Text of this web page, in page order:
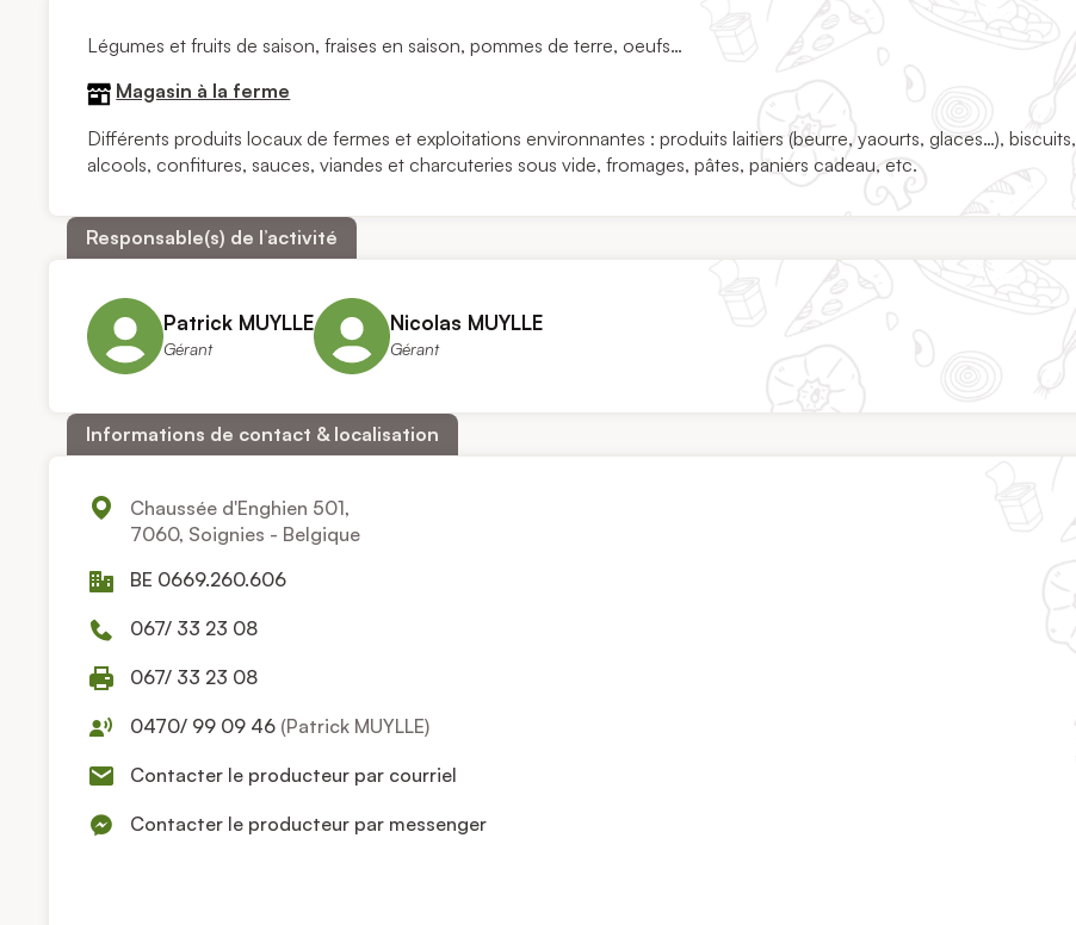
Légumes et fruits de saison, fraises en saison, pommes de terre, oeufs…
Magasin à la ferme
Différents produits locaux de fermes et exploitations environnantes : produits laitiers (beurre, yaourts, glaces…), biscuits,
alcools, confitures, sauces, viandes et charcuteries sous vide, fromages, pâtes, paniers cadeau, etc.
Responsable(s) de l’activité
Patrick MUYLLE
Gérant
Nicolas MUYLLE
Gérant
Informations de contact & localisation
Chaussée d'Enghien 501,
7060, Soignies - Belgique
BE 0669.260.606
067/ 33 23 08
067/ 33 23 08
0470/ 99 09 46 (Patrick MUYLLE)
Contacter le producteur par courriel
Contacter le producteur par messenger